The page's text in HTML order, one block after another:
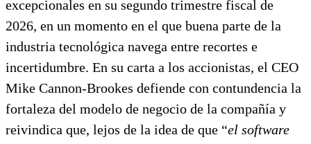
excepcionales en su segundo trimestre fiscal de
2026, en un momento en el que buena parte de la
industria tecnológica navega entre recortes e
incertidumbre. En su carta a los accionistas, el CEO
Mike Cannon‑Brookes defiende con contundencia la
fortaleza del modelo de negocio de la compañía y
reivindica que, lejos de la idea de que “el software